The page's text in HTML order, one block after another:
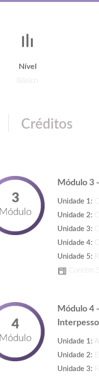
Nível
Básico
Créditos
Módulo 3
Unidade 1:
Unidade 2:
Unidade 3:
Unidade 4:
Unidade 5:
Contém
Módulo 4
Unidade 1:
Unidade 2:
Unidade 3: